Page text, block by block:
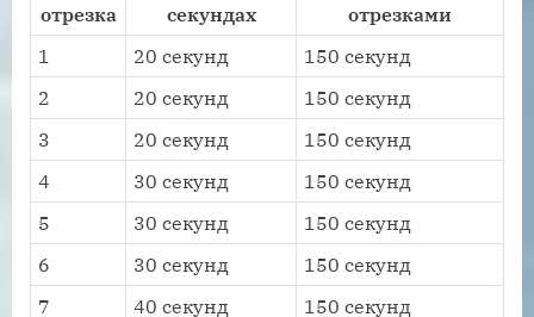
отрезка
секундах
отрезками
1
20 секунд
150 секунд
2
20 секунд
150 секунд
3
20 секунд
150 секунд
4
30 секунд
150 секунд
5
30 секунд
150 секунд
6
30 секунд
150 секунд
7
40 секунд 150 секунд